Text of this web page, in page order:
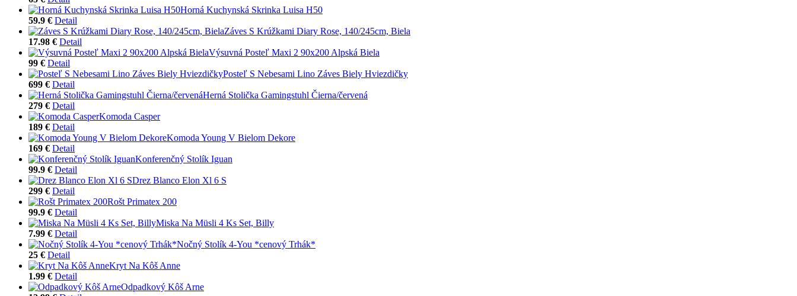
Horná Kuchynská Skrinka Luisa H50
59.9 € Detail
Záves S Krúžkami Diary Rose, 140/245cm, Biela
17.98 € Detail
Výsuvná Posteľ Maxi 2 90x200 Alpská Biela
99 € Detail
Posteľ S Nebesami Lino Záves Biely Hviezdičky
699 € Detail
Herná Stolička Gamingstuhl Čierna/červená
279 € Detail
Komoda Casper
189 € Detail
Komoda Young V Bielom Dekore
169 € Detail
Konferenčný Stolík Iguan
99.9 € Detail
Drez Blanco Elon Xl 6 S
299 € Detail
Rošt Primatex 200
99.9 € Detail
Miska Na Müsli 4 Ks Set, Billy
7.99 € Detail
Nočný Stolík 4-You *cenový Trhák*
25 € Detail
Kryt Na Kôš Anne
1.99 € Detail
Odpadkový Kôš Arne